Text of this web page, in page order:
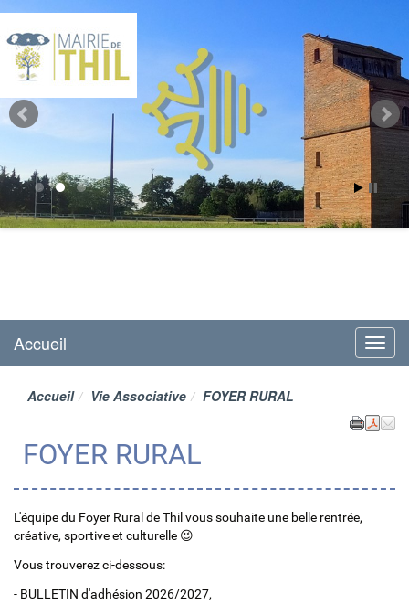
Mairie de Thil
site officiel
Menu
Accueil
Accueil Vie Associative FOYER RURAL
FOYER RURAL
L'équipe du Foyer Rural de Thil vous souhaite une belle rentrée,
créative, sportive et culturelle 😉
Vous trouverez ci-dessous:
- BULLETIN d'adhésion 2026/2027,